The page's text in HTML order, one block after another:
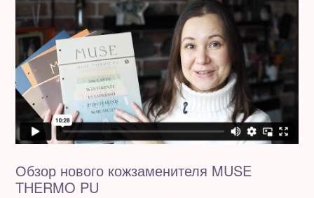
Обзор нового кожзаменителя MUSE
THERMO PU